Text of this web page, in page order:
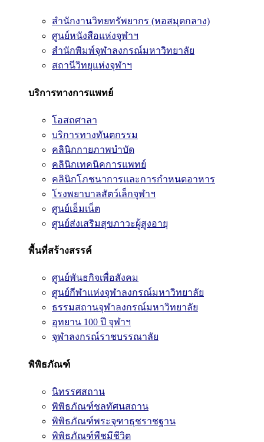
สำนักงานวิทยทรัพยากร (หอสมุดกลาง)
ศูนย์หนังสือแห่งจุฬาฯ
สำนักพิมพ์จุฬาลงกรณ์มหาวิทยาลัย
สถานีวิทยุแห่งจุฬาฯ
บริการทางการแพทย์
โอสถศาลา
บริการทางทันตกรรม
คลินิกกายภาพบำบัด
คลินิกเทคนิคการแพทย์
คลินิกโภชนาการและการกำหนดอาหาร
โรงพยาบาลสัตว์เล็กจุฬาฯ
ศูนย์เอ็มเน็ต
ศูนย์ส่งเสริมสุขภาวะผู้สูงอายุ
พื้นที่สร้างสรรค์
ศูนย์พันธกิจเพื่อสังคม
ศูนย์กีฬาแห่งจุฬาลงกรณ์มหาวิทยาลัย
ธรรมสถานจุฬาลงกรณ์มหาวิทยาลัย
อุทยาน 100 ปี จุฬาฯ
จุฬาลงกรณ์ราชบรรณาลัย
พิพิธภัณฑ์
นิทรรศสถาน
พิพิธภัณฑ์ชลทัศนสถาน
พิพิธภัณฑ์พระจุฑาธุชราชฐาน
พิพิธภัณฑ์พืชมีชีวิต